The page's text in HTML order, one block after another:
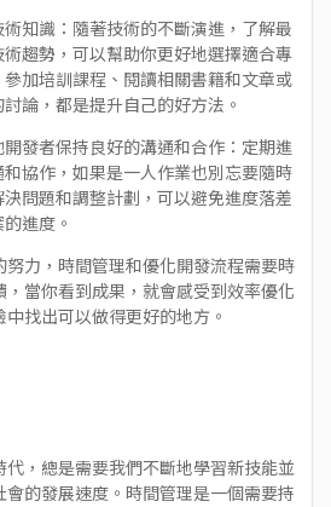
知識：隨著技術的不斷演進，了解最
趨勢，可以幫助你更好地選擇適合專
加培訓課程、閱讀相關書籍和文章或
論，都是提升自己的好方法。
發者保持良好的溝通和合作：定期進
協作，如果是一人作業也別忘要隨時
問題和調整計劃，可以避免進度落差
進度。
力，時間管理和優化開發流程需要時
當你看到成果，就會感受到效率優化
找出可以做得更好的地方。
，總是需要我們不斷地學習新技能並
的發展速度。時間管理是一個需要持